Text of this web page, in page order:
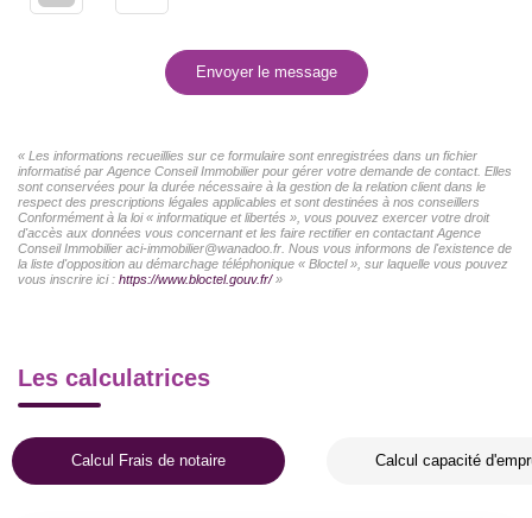
Envoyer le message
« Les informations recueillies sur ce formulaire sont enregistrées dans un fichier
informatisé par Agence Conseil Immobilier pour gérer votre demande de contact. Elles
sont conservées pour la durée nécessaire à la gestion de la relation client dans le
respect des prescriptions légales applicables et sont destinées à nos conseillers
Conformément à la loi « informatique et libertés », vous pouvez exercer votre droit
d'accès aux données vous concernant et les faire rectifier en contactant Agence
Conseil Immobilier aci-immobilier@wanadoo.fr. Nous vous informons de l'existence de
la liste d'opposition au démarchage téléphonique « Bloctel », sur laquelle vous pouvez
vous inscrire ici : https://www.bloctel.gouv.fr/»
Les calculatrices
Calcul Frais de notaire Calcul capacité